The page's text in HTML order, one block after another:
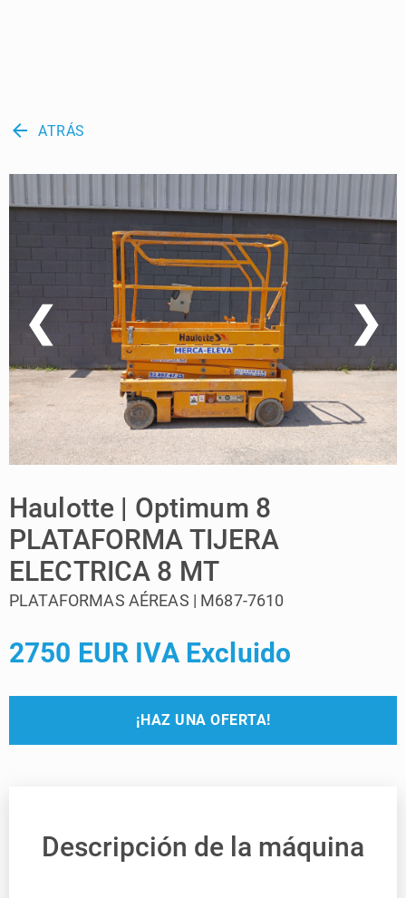
arrow_back ATRÁS
❮ ❯
Haulotte | Optimum 8
PLATAFORMA TIJERA
ELECTRICA 8 MT
PLATAFORMAS AÉREAS | M687-7610
2750 EUR IVA Excluido
¡HAZ UNA OFERTA!
Descripción de la máquina